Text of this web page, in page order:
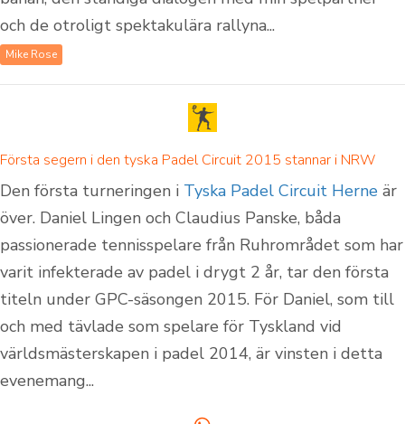
och de otroligt spektakulära rallyna...
Mike Rose
Första segern i den tyska Padel Circuit 2015 stannar i NRW
Den första turneringen i Tyska Padel Circuit Herne är
över. Daniel Lingen och Claudius Panske, båda
passionerade tennisspelare från Ruhrområdet som har
varit infekterade av padel i drygt 2 år, tar den första
titeln under GPC-säsongen 2015. För Daniel, som till
och med tävlade som spelare för Tyskland vid
världsmästerskapen i padel 2014, är vinsten i detta
evenemang...